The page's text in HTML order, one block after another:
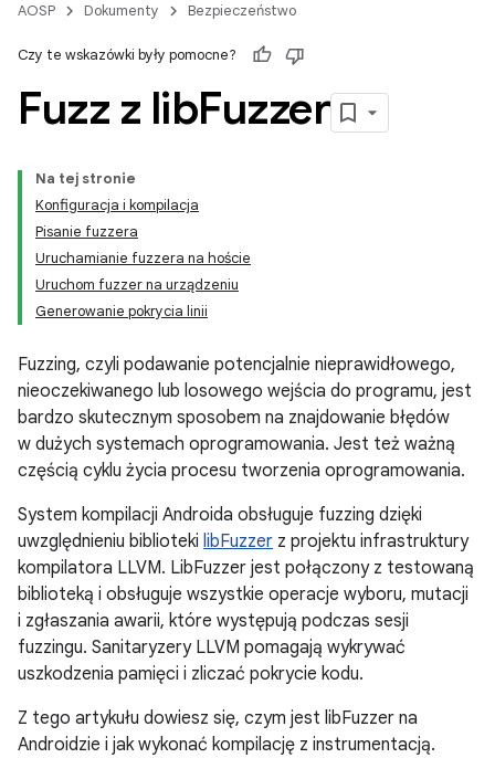
AOSP Dokumenty Bezpieczeństwo
Czy te wskazówki były pomocne?
Fuzz z libFuzzer
Na tej stronie
Konfiguracja i kompilacja
Pisanie fuzzera
Uruchamianie fuzzera na hoście
Uruchom fuzzer na urządzeniu
Generowanie pokrycia linii
Fuzzing, czyli podawanie potencjalnie nieprawidłowego,
nieoczekiwanego lub losowego wejścia do programu, jest
bardzo skutecznym sposobem na znajdowanie błędów
w dużych systemach oprogramowania. Jest też ważną
częścią cyklu życia procesu tworzenia oprogramowania.
System kompilacji Androida obsługuje fuzzing dzięki
uwzględnieniu biblioteki libFuzzer z projektu infrastruktury
kompilatora LLVM. LibFuzzer jest połączony z testowaną
biblioteką i obsługuje wszystkie operacje wyboru, mutacji
i zgłaszania awarii, które występują podczas sesji
fuzzingu. Sanitaryzery LLVM pomagają wykrywać
uszkodzenia pamięci i zliczać pokrycie kodu.
Z tego artykułu dowiesz się, czym jest libFuzzer na
Androidzie i jak wykonać kompilację z instrumentacją.